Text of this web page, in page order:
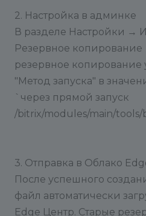
2. Настройка в админке
В разделе Настройки →
Резервное
резервное копирование
"Метод запуска" в
`через прямой запуск
/bitrix/modules/main/
3. Отправка в Облако
После успешного
файл автоматически
Edge Центр. Старые